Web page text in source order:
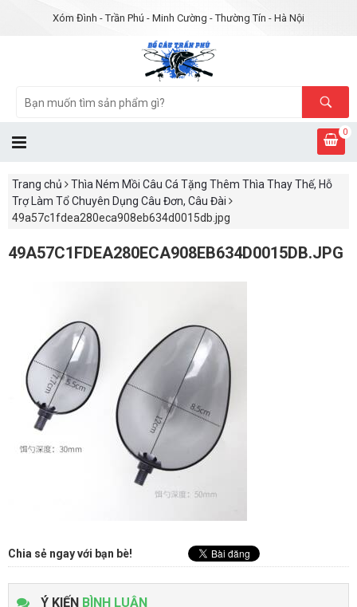
Xóm Đình - Trần Phú - Minh Cường - Thường Tín - Hà Nội
0
Trang chủ
Thìa Ném Mồi Câu Cá Tặng Thêm Thìa Thay Thế, Hỗ
Trợ Làm Tổ Chuyên Dụng Câu Đơn, Câu Đài
49a57c1fdea280eca908eb634d0015db.jpg
49A57C1FDEA280ECA908EB634D0015DB.JPG
Chia sẻ ngay với bạn bè!
Ý KIẾN BÌNH LUẬN